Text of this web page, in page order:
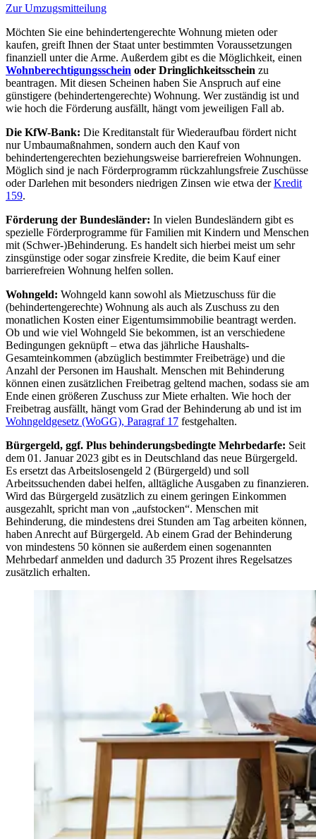
Zur Umzugsmitteilung
Möchten Sie eine behindertengerechte Wohnung mieten oder
kaufen, greift Ihnen der Staat unter bestimmten Voraussetzungen
finanziell unter die Arme. Außerdem gibt es die Möglichkeit, einen
Wohnberechtigungsschein oder Dringlichkeitsschein zu
beantragen. Mit diesen Scheinen haben Sie Anspruch auf eine
günstigere (behindertengerechte) Wohnung. Wer zuständig ist und
wie hoch die Förderung ausfällt, hängt vom jeweiligen Fall ab.
Die KfW-Bank: Die Kreditanstalt für Wiederaufbau fördert nicht
nur Umbaumaßnahmen, sondern auch den Kauf von
behindertengerechten beziehungsweise barrierefreien Wohnungen.
Möglich sind je nach Förderprogramm rückzahlungsfreie Zuschüsse
oder Darlehen mit besonders niedrigen Zinsen wie etwa derKredit
159.
Förderung der Bundesländer: In vielen Bundesländern gibt es
spezielle Förderprogramme für Familien mit Kindern und Menschen
mit (Schwer-)Behinderung. Es handelt sich hierbei meist um sehr
zinsgünstige oder sogar zinsfreie Kredite, die beim Kauf einer
barrierefreien Wohnung helfen sollen.
Wohngeld: Wohngeld kann sowohl als Mietzuschuss für die
(behindertengerechte) Wohnung als auch als Zuschuss zu den
monatlichen Kosten einer Eigentumsimmobilie beantragt werden.
Ob und wie viel Wohngeld Sie bekommen, ist an verschiedene
Bedingungen geknüpft – etwa das jährliche Haushalts-
Gesamteinkommen (abzüglich bestimmter Freibeträge) und die
Anzahl der Personen im Haushalt. Menschen mit Behinderung
können einen zusätzlichen Freibetrag geltend machen, sodass sie am
Ende einen größeren Zuschuss zur Miete erhalten. Wie hoch der
Freibetrag ausfällt, hängt vom Grad der Behinderung ab und ist im
Wohngeldgesetz (WoGG), Paragraf 17 festgehalten.
Bürgergeld, ggf. Plus behinderungsbedingte Mehrbedarfe: Seit
dem 01. Januar 2023 gibt es in Deutschland das neue Bürgergeld.
Es ersetzt das Arbeitslosengeld 2 (Bürgergeld) und soll
Arbeitssuchenden dabei helfen, alltägliche Ausgaben zu finanzieren.
Wird das Bürgergeld zusätzlich zu einem geringen Einkommen
ausgezahlt, spricht man von
aufstocken . Menschen mit
Behinderung, die mindestens drei Stunden am Tag arbeiten können,
haben Anrecht auf Bürgergeld. Ab einem Grad der Behinderung
von mindestens 50 können sie außerdem einen sogenannten
Mehrbedarf anmelden und dadurch 35 Prozent ihres Regelsatzes
zusätzlich erhalten.